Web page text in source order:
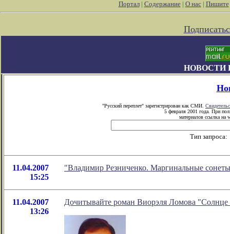
Портал| Содержание| О нас| Пишите
НОВОСТИ
"Русский переплет" зарегистрирован как СМИ.
5 февраля 2001 года. При
материалов ссылка на
Тип запроса:
11.04.2007
15:25
"Владимир Резниченко. Маргинальные
11.04.2007
13:26
Дочитывайте роман Виорэля Ломова